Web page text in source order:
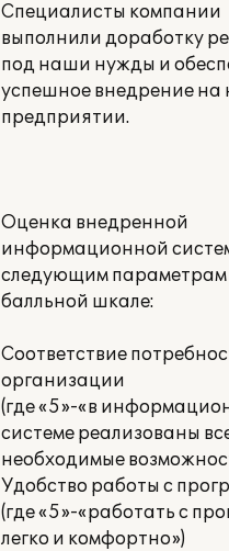
Специалисты компании
выполнили доработку
под наши нужды и
успешное внедрение
предприятии.
Оценка внедренной
информационной
следующим параметрам
балльной шкале:
Соответствие
организации
(где «5»-«в
системе реализованы
необходимые
Удобство работы с
(где «5»-«работать с
легко и комфортно»)